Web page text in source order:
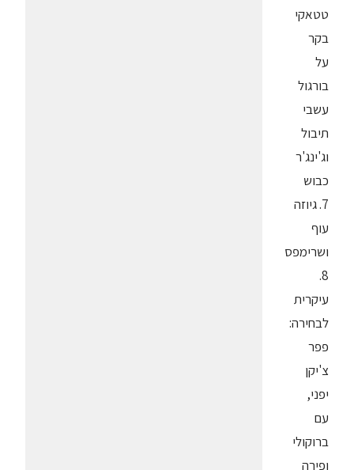
טטאקי
בקר
על
בורגול
עשבי
תיבול
וג'ינג'ר
כבוש
7. גיוזה
עוף
ושרימפס
8.
עיקרית
לבחירה:
פפר
צ'יקן
יפני,
עם
ברוקולי
ופירה